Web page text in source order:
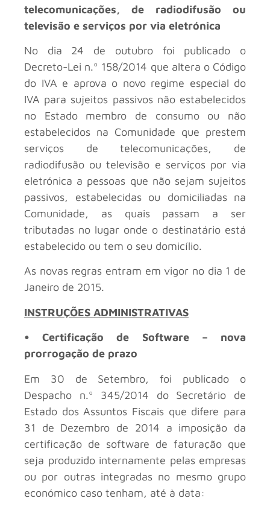
telecomunicações, de radiodifusão ou
televisão e serviços por via eletrónica
No dia 24 de outubro foi publicado o
Decreto-Lei n.º 158/2014 que altera o Código
do IVA e aprova o novo regime especial do
IVA para sujeitos passivos não estabelecidos
no Estado membro de consumo ou não
estabelecidos na Comunidade que prestem
serviços de telecomunicações, de
radiodifusão ou televisão e serviços por via
eletrónica a pessoas que não sejam sujeitos
passivos, estabelecidas ou domiciliadas na
Comunidade, as quais passam a ser
tributadas no lugar onde o destinatário está
estabelecido ou tem o seu domicílio.
As novas regras entram em vigor no dia 1 de
Janeiro de 2015.
INSTRUÇÕES ADMINISTRATIVAS
• Certificação de Software – nova
prorrogação de prazo
Em 30 de Setembro, foi publicado o
Despacho n.º 345/2014 do Secretário de
Estado dos Assuntos Fiscais que difere para
31 de Dezembro de 2014 a imposição da
certificação de software de faturação que
seja produzido internamente pelas empresas
ou por outras integradas no mesmo grupo
económico caso tenham, até à data: